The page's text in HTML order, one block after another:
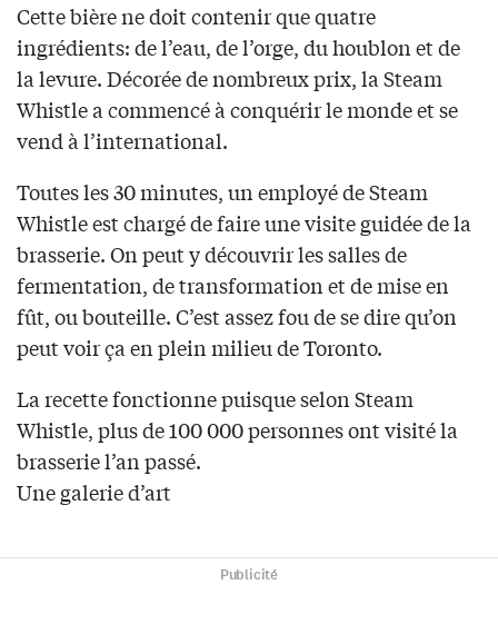
Cette bière ne doit contenir que quatre
ingrédients: de l’eau, de l’orge, du houblon et de
la levure. Décorée de nombreux prix, la Steam
Whistle a commencé à conquérir le monde et se
vend à l’international.
Toutes les 30 minutes, un employé de Steam
Whistle est chargé de faire une visite guidée de la
brasserie. On peut y découvrir les salles de
fermentation, de transformation et de mise en
fût, ou bouteille. C’est assez fou de se dire qu’on
peut voir ça en plein milieu de Toronto.
La recette fonctionne puisque selon Steam
Whistle, plus de 100 000 personnes ont visité la
brasserie l’an passé.
Une galerie d’art
Publicité